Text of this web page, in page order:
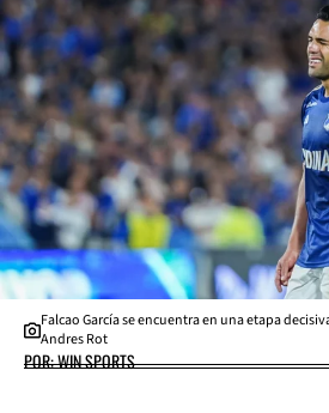
Falcao García se encuentra en una etapa
Andres Rot
POR: WIN SPORTS